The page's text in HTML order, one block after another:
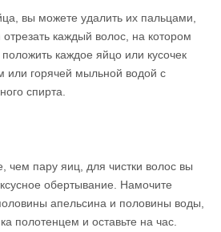
вы можете удалить их пальцами,
каждый волос, на котором
каждое яйцо или кусочек
или горячей мыльной водой с
спирта.
чем пару яиц, для чистки волос вы
обертывание. Намочите
апельсина и половины воды,
полотенцем и оставьте на час.